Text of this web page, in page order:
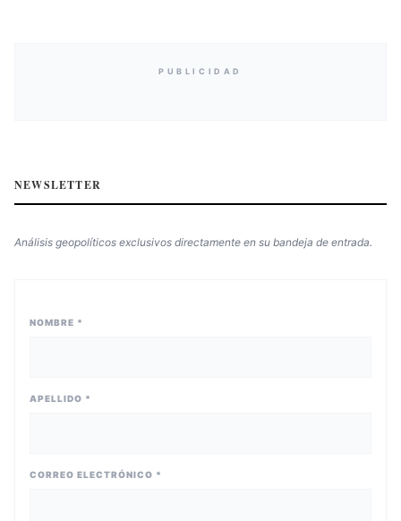
PUBLICIDAD
NEWSLETTER
Análisis geopolíticos exclusivos directamente en su bandeja de entrada.
NOMBRE *
APELLIDO *
CORREO ELECTRÓNICO *